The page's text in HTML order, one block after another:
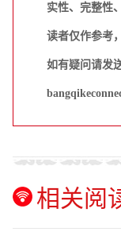
实性、完整性
读者仅作参考
如有疑问请发
相关阅